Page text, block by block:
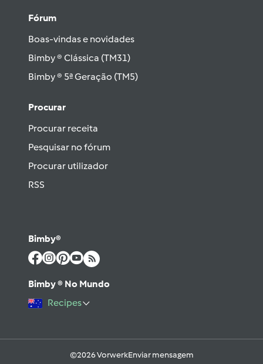
Fórum
Boas-vindas e novidades
Bimby ® Clássica (TM31)
Bimby ® 5ª Geração (TM5)
Procurar
Procurar receita
Pesquisar no fórum
Procurar utilizador
RSS
Bimby®
Bimby ® No Mundo
Recipes
©2026 VorwerkEnviar mensagem